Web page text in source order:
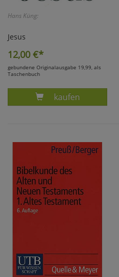
Hans Küng:
Jesus
12,00 €*
gebundene Originalausgabe 19,99, als
Taschenbuch
Produkt JESUS -
kaufen